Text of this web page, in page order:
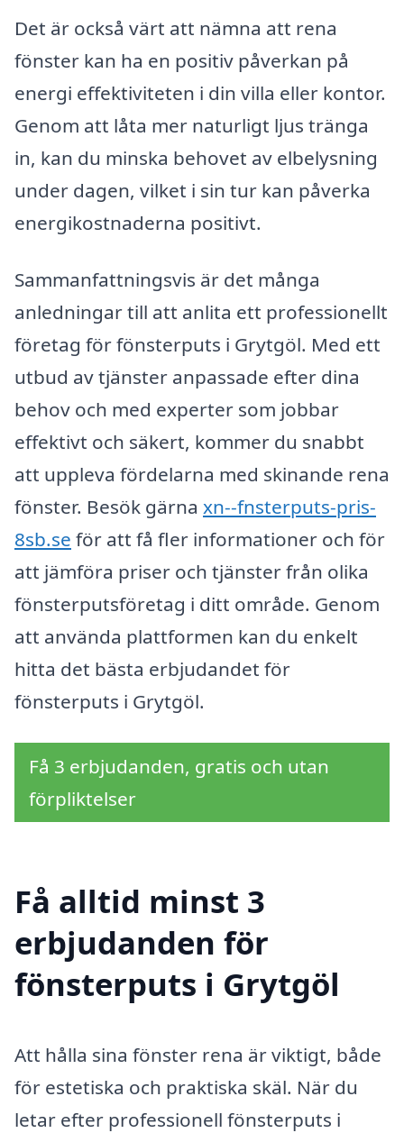
Det är också värt att nämna att rena
fönster kan ha en positiv påverkan på
energi effektiviteten i din villa eller kontor.
Genom att låta mer naturligt ljus tränga
in, kan du minska behovet av elbelysning
under dagen, vilket i sin tur kan påverka
energikostnaderna positivt.
Sammanfattningsvis är det många
anledningar till att anlita ett professionellt
företag för fönsterputs i Grytgöl. Med ett
utbud av tjänster anpassade efter dina
behov och med experter som jobbar
effektivt och säkert, kommer du snabbt
att uppleva fördelarna med skinande rena
fönster. Besök gärna xn--fnsterputs-pris-
8sb.se för att få fler informationer och för
att jämföra priser och tjänster från olika
fönsterputsföretag i ditt område. Genom
att använda plattformen kan du enkelt
hitta det bästa erbjudandet för
fönsterputs i Grytgöl.
Få 3 erbjudanden, gratis och utan
förpliktelser
Få alltid minst 3
erbjudanden för
fönsterputs i Grytgöl
Att hålla sina fönster rena är viktigt, både
för estetiska och praktiska skäl. När du
letar efter professionell fönsterputs i